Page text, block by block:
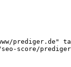
prediger.de"
score/